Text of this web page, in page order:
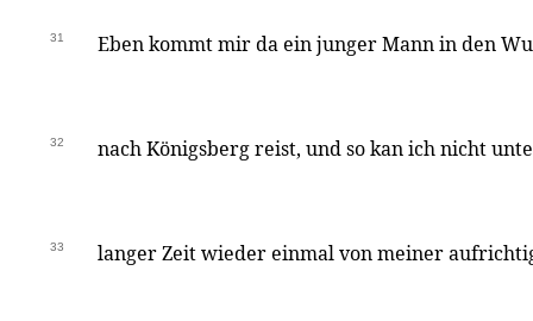
31 Eben kommt mir da ein junger Mann in den
32 nach Königsberg reist, und so kan ich nicht
33 langer Zeit wieder einmal von meiner